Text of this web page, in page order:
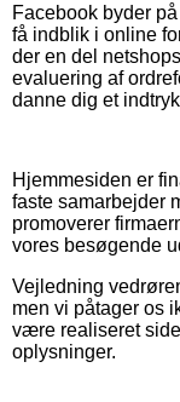
Facebook byder
få indblik i online
der en del
evaluering af
danne dig et
Hjemmesiden er
faste samarbejder
promoverer
vores besøgende
Vejledning
men vi påtager os
være realiseret
oplysninger.